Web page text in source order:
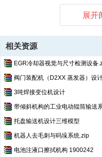
展开
相关资源
EGR冷却器视觉与尺寸检测设备
阀门装配机（D2XX 蒸发器）设
3吨焊接变位机设计
带倾斜机构的工业电动辊筒输送
托盘输送机设计三维模型
机器人去毛刺与码垛系统.zip
电池注液口擦拭机构 1900242